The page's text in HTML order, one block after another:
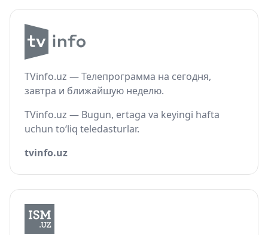
TVinfo.uz — Телепрограмма на сегодня,
завтра и ближайшую неделю.
TVinfo.uz — Bugun, ertaga va keyingi hafta
uchun to‘liq teledasturlar.
tvinfo.uz